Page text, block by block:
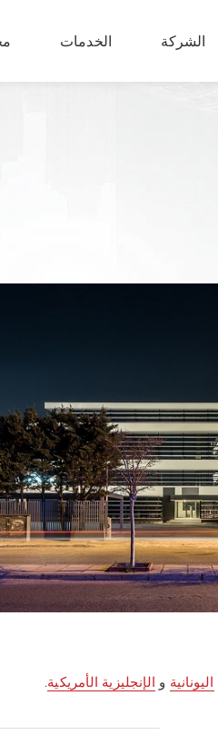
الشركة الخدمات
اليونانية و الإنجليزية الأمريكية.